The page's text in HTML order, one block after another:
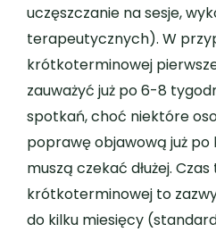
uczęszczanie na sesje,
terapeutycznych). W
krótkoterminowej
zauważyć już po 6-8
spotkań, choć niektóre
poprawę objawową już po
muszą czekać dłużej.
krótkoterminowej to
do kilku miesięcy